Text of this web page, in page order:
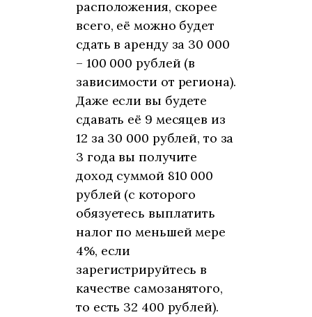
расположения, скорее
всего, её можно будет
сдать в аренду за 30 000
– 100 000 рублей (в
зависимости от региона).
Даже если вы будете
сдавать её 9 месяцев из
12 за 30 000 рублей, то за
3 года вы получите
доход суммой 810 000
рублей (с которого
обязуетесь выплатить
налог по меньшей мере
4%, если
зарегистрируйтесь в
качестве самозанятого,
то есть 32 400 рублей).